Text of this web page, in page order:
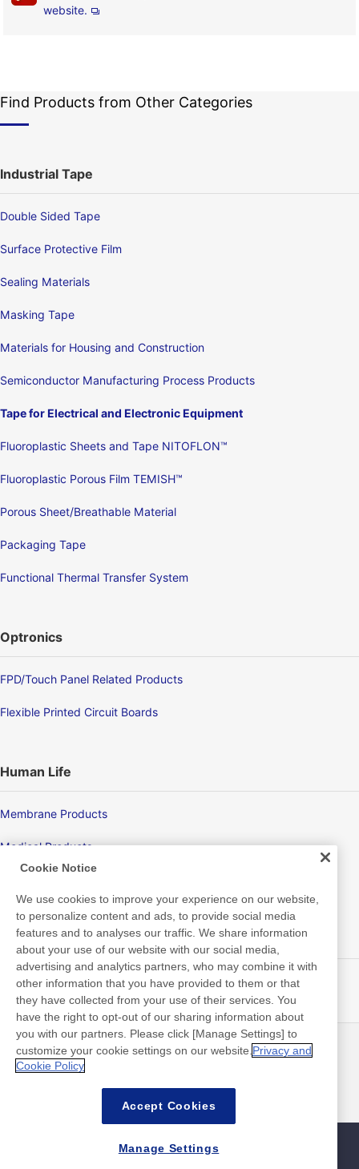
website.
Find Products from Other Categories
Industrial Tape
Double Sided Tape
Surface Protective Film
Sealing Materials
Masking Tape
Materials for Housing and Construction
Semiconductor Manufacturing Process Products
Tape for Electrical and Electronic Equipment
Fluoroplastic Sheets and Tape NITOFLON™
Fluoroplastic Porous Film TEMISH™
Porous Sheet/Breathable Material
Packaging Tape
Functional Thermal Transfer System
Optronics
FPD/Touch Panel Related Products
Flexible Printed Circuit Boards
Human Life
Membrane Products
Medical Products
New Products/Technologies
Flex Sensing
Electric Debonding Tape
뉴스
연락처
FAQ
사이트 정책
Cookie Notice
We use cookies to improve your experience on our website,
to personalize content and ads, to provide social media
features and to analyses our traffic. We share information
about your use of our website with our social media,
advertising and analytics partners, who may combine it with
other information that you have provided to them or that
they have collected from your use of their services. You
have the right to opt-out of our sharing information about
you with our partners. Please click [Manage Settings] to
customize your cookie settings on our website. Privacy and
Cookie Policy
Accept Cookies
Manage Settings